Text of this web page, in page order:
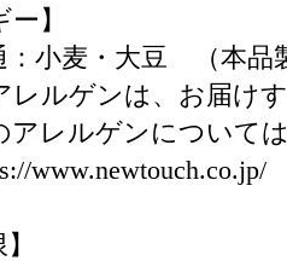
】
：小麦・大豆 （本品
レルゲンは、お届け
アレルゲンについて
www.newtouch.co.jp/